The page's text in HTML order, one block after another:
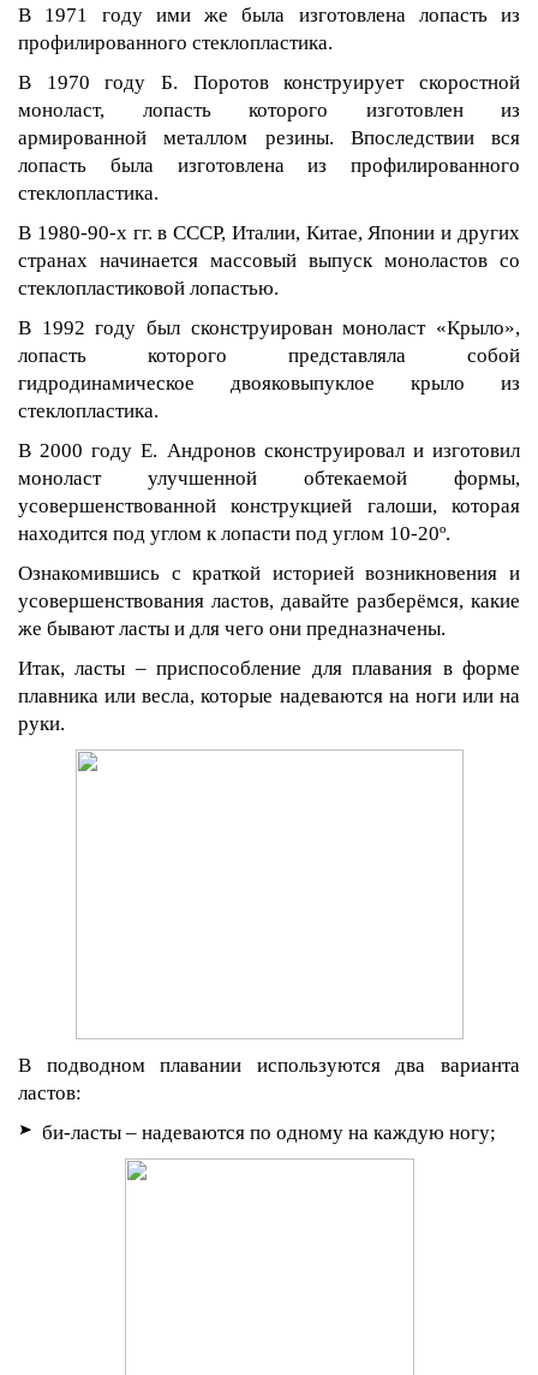
В 1971 году ими же была изготовлена лопасть из
профилированного стеклопластика.
В 1970 году Б. Поротов конструирует скоростной
моноласт, лопасть которого изготовлен из
армированной металлом резины. Впоследствии вся
лопасть была изготовлена из профилированного
стеклопластика.
В 1980-90-х гг. в СССР, Италии, Китае, Японии и других
странах начинается массовый выпуск моноластов со
стеклопластиковой лопастью.
В 1992 году был сконструирован моноласт «Крыло»,
лопасть которого представляла собой
гидродинамическое двояковыпуклое крыло из
стеклопластика.
В 2000 году Е. Андронов сконструировал и изготовил
моноласт улучшенной обтекаемой формы,
усовершенствованной конструкцией галоши, которая
находится под углом к лопасти под углом 10-20º.
Ознакомившись с краткой историей возникновения и
усовершенствования ластов, давайте разберёмся, какие
же бывают ласты и для чего они предназначены.
Итак, ласты – приспособление для плавания в форме
плавника или весла, которые надеваются на ноги или на
руки.
В подводном плавании используются два варианта
ластов:
би-ласты – надеваются по одному на каждую ногу;